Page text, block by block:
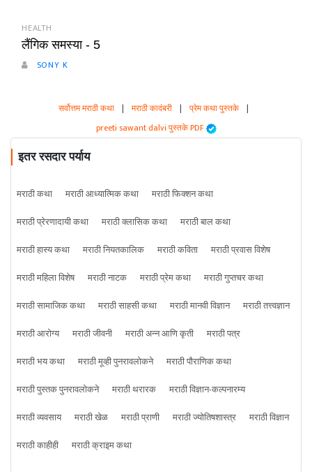
HEALTH
लैंगिक समस्या - 5
SONY K
सर्वोत्तम मराठी कथा | मराठी कादंबरी | प्रेम कथा पुस्तके |
preeti sawant dalvi पुस्तके PDF
इतर रसदार पर्याय
मराठी कथा मराठी आध्यात्मिक कथा
मराठी फिक्शन कथा
मराठी प्रेरणादायी कथा
मराठी क्लासिक कथा
मराठी बाल कथा
मराठी हास्य कथा
मराठी नियतकालिक मराठी कविता
मराठी प्रवास विशेष
मराठी महिला विशेष
मराठी नाटक मराठी प्रेम कथा
मराठी गुप्तचर कथा
मराठी सामाजिक कथा
मराठी साहसी कथा मराठी मानवी विज्ञान
मराठी तत्त्वज्ञान
मराठी आरोग्य
मराठी जीवनी मराठी अन्न आणि कृती
मराठी पत्र
मराठी भय कथा
मराठी मूव्ही पुनरावलोकने
मराठी पौराणिक कथा
मराठी पुस्तक पुनरावलोकने
मराठी थरारक
मराठी विज्ञान-कल्पनारम्य
मराठी व्यवसाय
मराठी खेळ मराठी प्राणी मराठी ज्योतिषशास्त्र
मराठी विज्ञान
मराठी काहीही
मराठी क्राइम कथा